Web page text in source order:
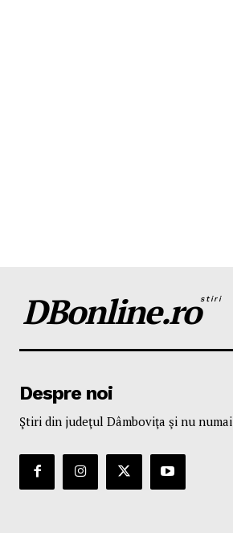
DBonline.rostiri
Despre noi
Ştiri din judeţul Dâmboviţa şi nu numai